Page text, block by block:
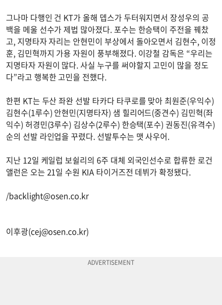
그나마 다행인 건 KT가 올해 뎁스가 두터워지면서 장성우의 공
백을 메울 선수가 제법 많아졌다. 포수는 한승택이 주전을 꿰찼
고, 지명타자 자리는 안현민이 부상에서 돌아오면서 김현수, 이정
훈, 김민혁까지 가용 자원이 풍부해졌다. 이강철 감독은 “우리는
지명타자 자원이 많다. 사실 누구를 써야할지 고민이 많을 정도
다”라고 행복한 고민을 전했다.
한편 KT는 두산 좌완 선발 타카다 타쿠로를 맞아 최원준(우익수)
김현수(1루수) 안현민(지명타자) 샘 힐리어드(중견수) 김민혁(좌
익수) 허경민(3루수) 김상수(2루수) 한승택(포수) 권동진(유격수)
순의 선발 라인업을 꾸렸다. 선발투수는 맷 사우어.
지난 12일 케일럽 보쉴리의 6주 대체 외국인선수로 합류한 로건
앨런은 오는 21일 수원 KIA 타이거즈전 데뷔가 확정됐다.
/backlight@osen.co.kr
이후광(cej@osen.co.kr)